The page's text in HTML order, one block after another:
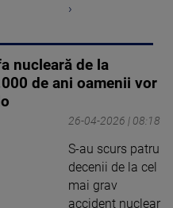
›
nucleară de la
de ani oamenii vor
26-04-2026 | 08:18
S-au scurs patru
decenii de la cel
mai grav
accident nuclear